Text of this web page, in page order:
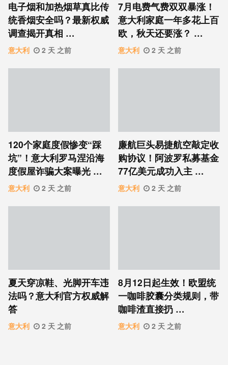
电子烟和加热烟草真比传
统香烟安全吗？最新权威
调查揭开真相 …
意大利 2 天 之前
7月电费气费双双暴涨！
意大利家庭一年多花上百
欧，秋天还要涨？ …
意大利 2 天 之前
120个家庭度假惨变“踩
坑”！意大利罗马涅沿海
度假屋诈骗大案曝光 …
意大利 2 天 之前
廉航巨头易捷航空敲定收
购协议！阿波罗私募基金
77亿美元成功入主 …
意大利 2 天 之前
夏天穿凉鞋、光脚开车违
法吗？意大利官方权威解
答
意大利 2 天 之前
8月12日起生效！欧盟统
一咖啡胶囊分类规则，带
咖啡渣直接扔 …
意大利 2 天 之前